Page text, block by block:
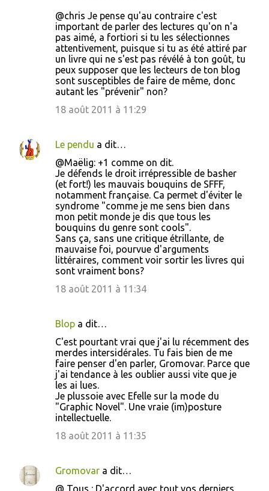
@chris Je pense qu'au contraire c'est
important de parler des lectures qu'on n'a
pas aimé, a fortiori si tu les sélectionnes
attentivement, puisque si tu as été attiré par
un livre qui ne s'est pas révélé à ton goût, tu
peux supposer que les lecteurs de ton blog
sont susceptibles de faire de même, donc
autant les "prévenir" non?
18 août 2011 à 11:29
Le pendu a dit…
@Maëlig: +1 comme on dit.
Je défends le droit irrépressible de basher
(et fort!) les mauvais bouquins de SFFF,
notamment française. Ca permet d'éviter le
syndrome "comme je me sens bien dans
mon petit monde je dis que tous les
bouquins du genre sont cools".
Sans ça, sans une critique étrillante, de
mauvaise foi, pourvue d'arguments
littéraires, comment voir sortir les livres qui
sont vraiment bons?
18 août 2011 à 11:34
Blop a dit…
C'est pourtant vrai que j'ai lu récemment des
merdes intersidérales. Tu fais bien de me
faire penser d'en parler, Gromovar. Parce que
j'ai tendance à les oublier aussi vite que je
les ai lues.
Je plussoie avec Efelle sur la mode du
"Graphic Novel". Une vraie (im)posture
intellectuelle.
18 août 2011 à 11:35
Gromovar a dit…
@ Tous : D'accord avec tout vos derniers